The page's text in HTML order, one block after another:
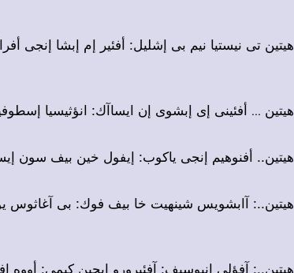
هيتين تى نيستيا نيم بى إشليل: أفئير إم إبشا إنجى
هيتين ... أفئينى إى إبشوى إن ايساآك: انؤثيسيا
هيتين.. أفنوهيم إنجى ياكوب: إيفول خين بيف سون
هيتين..: آابشويس شينهيت خا بيف فوك: بى آغاثوس
هيتين..: آفؤلى إنيوسيف: آفئيرورو إيجين كيمى: أووه